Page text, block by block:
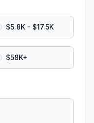
$5.8K - $17.5K
$58K+